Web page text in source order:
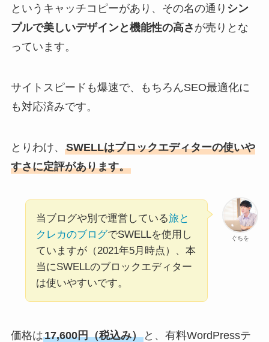
というキャッチコピーがあり、その名の通り シン
プルで美しいデザインと機能性の高さ が売りとな
っています。
サイトスピードも爆速で、もちろんSEO最適化に
も対応済みです。
とりわけ、 SWELLはブロックエディターの使いや
すさに定評があります。
ぐちを
当ブログや別で運営している旅と
クレカのブログでSWELLを使用し
ていますが（2021年5月時点）、本
当にSWELLのブロックエディター
は使いやすいです。
価格は17,600円（税込み）と、有料WordPressテ